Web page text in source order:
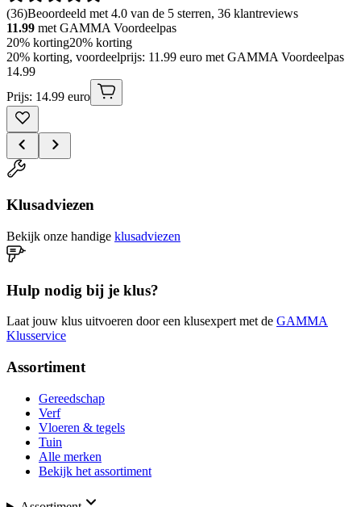
(36)Beoordeeld met 4.0 van de 5 sterren, 36 klantreviews
11.99 met GAMMA Voordeelpas
20% korting20% korting
20% korting, voordeelprijs: 11.99 euro met GAMMA Voordeelpas
14.99
Prijs: 14.99 euro
Klusadviezen
Bekijk onze handige klusadviezen
Hulp nodig bij je klus?
Laat jouw klus uitvoeren door een klusexpert met de GAMMA
Klusservice
Assortiment
Gereedschap
Verf
Vloeren & tegels
Tuin
Alle merken
Bekijk het assortiment